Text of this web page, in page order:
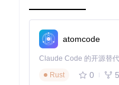
然后，你可以像下面这
reader =
ReadOnlyMemory<
byte
atomcode
Rust
0